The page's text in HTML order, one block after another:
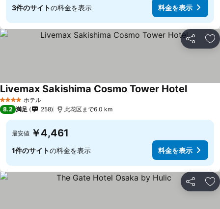
3件のサイトの料金を表示 料金を表示
シェア お
4 ホテルのランク
ホテル
Livemax Sakishima Cosmo Tower Hotel
8.2 満足 258 此花区まで6.0 km
最安値 ￥4,461
1件のサイトの料金を表示 料金を表示
シェア お